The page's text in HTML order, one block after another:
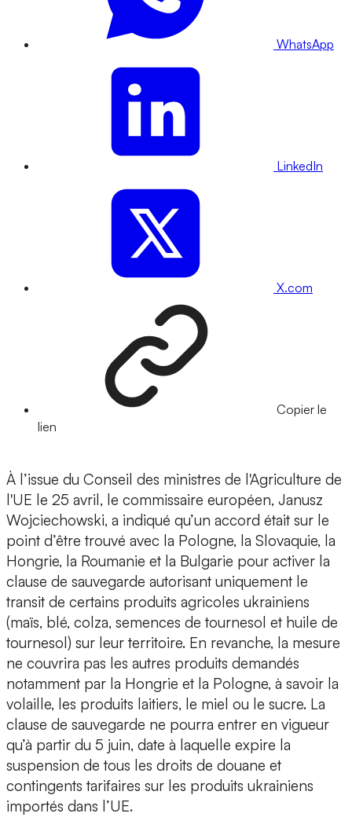
WhatsApp
LinkedIn
X.com
Copier le
lien
À l’issue du Conseil des ministres de l'Agriculture de
l'UE le 25 avril, le commissaire européen, Janusz
Wojciechowski, a indiqué qu’un accord était sur le
point d’être trouvé avec la Pologne, la Slovaquie, la
Hongrie, la Roumanie et la Bulgarie pour activer la
clause de sauvegarde autorisant uniquement le
transit de certains produits agricoles ukrainiens
(maïs, blé, colza, semences de tournesol et huile de
tournesol) sur leur territoire. En revanche, la mesure
ne couvrira pas les autres produits demandés
notamment par la Hongrie et la Pologne, à savoir la
volaille, les produits laitiers, le miel ou le sucre. La
clause de sauvegarde ne pourra entrer en vigueur
qu’à partir du 5 juin, date à laquelle expire la
suspension de tous les droits de douane et
contingents tarifaires sur les produits ukrainiens
importés dans l’UE.